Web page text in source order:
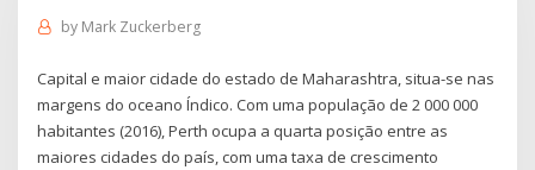
by Mark Zuckerberg
Capital e maior cidade do estado de Maharashtra, situa-se nas
margens do oceano Índico. Com uma população de 2 000 000
habitantes (2016), Perth ocupa a quarta posição entre as
maiores cidades do país, com uma taxa de crescimento